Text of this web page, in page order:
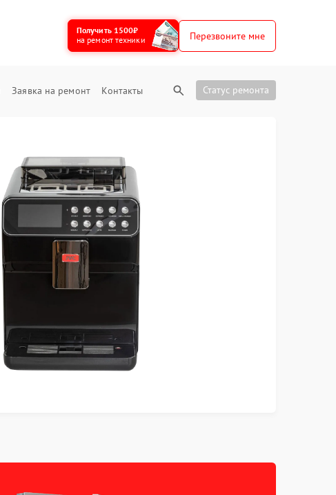
Получить 1500₽
на ремонт техники
Перезвоните мне
Заявка на ремонт Контакты Статус ремонта